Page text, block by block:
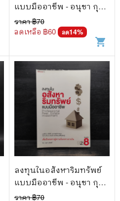
แบบมืออาชีพ - อนุชา กุล
วิสุทธิ์
ราคา ฿70
ลดเหลือ ฿60 ลด14%
shopping_cart
ลงทุนในอสังหาริมทรัพย์
แบบมืออาชีพ - อนุชา กุล
วิสุทธิ์
ราคา ฿70